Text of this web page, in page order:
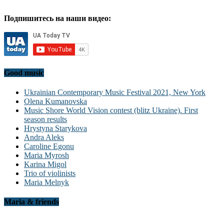
Подпишитесь на наши видео:
Good music
Ukrainian Contemporary Music Festival 2021, New York
Olena Kumanovska
Music Shore World Vision contest (blitz Ukraine). First
season results
Hrystyna Starykova
Andra Aleks
Caroline Egonu
Maria Myrosh
Karina Migol
Trio of violinists
Maria Melnyk
Maria & friends